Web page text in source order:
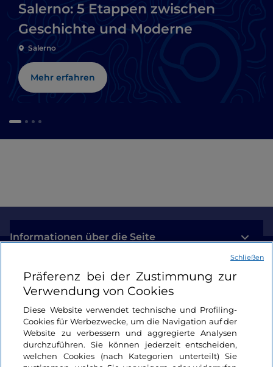
Salerno: 5 Etappen zwischen
Geschichte und Moderne
Salerno
Mehr erfahren
Informationen über die Seite
Nützliche Links
Login
Bleiben wir in Kontakt
Präferenz bei der Zustimmung zur
Verwendung von Cookies
Diese Website verwendet technische und Profiling-
Cookies für Werbezwecke, um die Navigation auf der
Website zu verbessern und aggregierte Analysen
durchzuführen. Sie können jederzeit entscheiden,
welchen Cookies (nach Kategorien unterteilt) Sie
Schließen